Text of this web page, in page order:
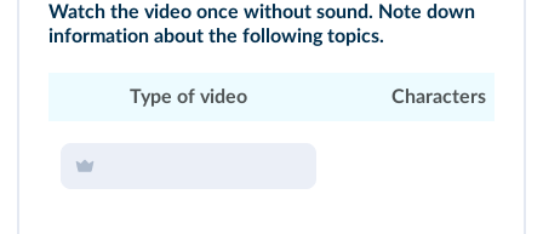
Watch the video once without sound. Note down
information about the following topics.
Type of video Characters